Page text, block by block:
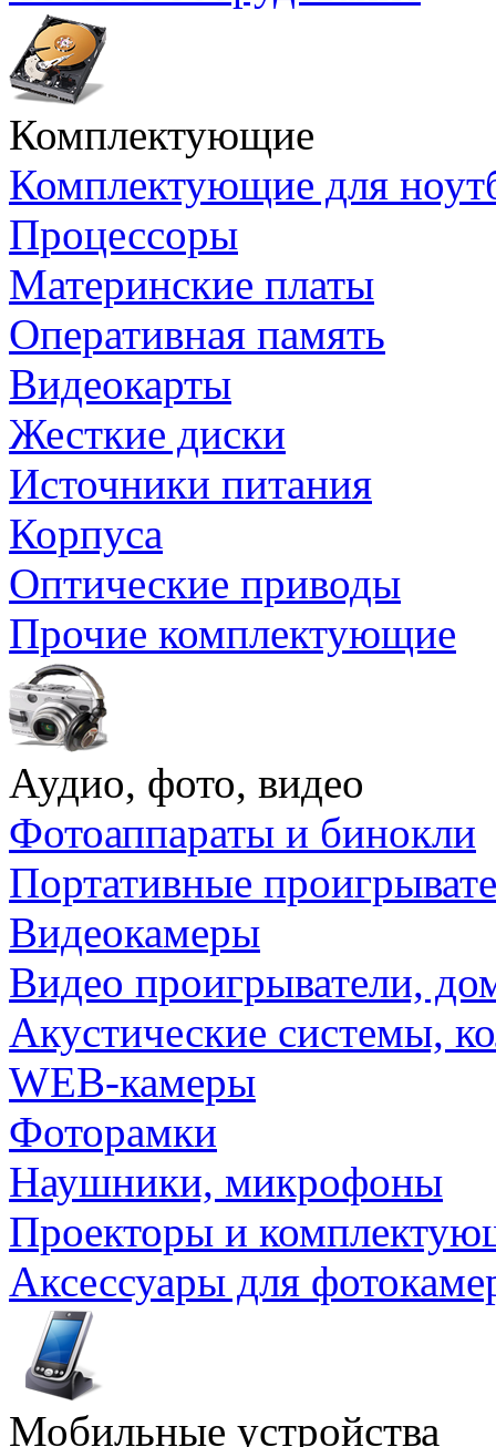
Комплектующие
Комплектующие для
Процессоры
Материнские платы
Оперативная память
Видеокарты
Жесткие диски
Источники питания
Корпуса
Оптические приводы
Прочие комплектующие
Аудио, фото, видео
Фотоаппараты и бинокли
Портативные
Видеокамеры
Видео проигрыватели,
Акустические системы,
WEB-камеры
Фоторамки
Наушники, микрофоны
Проекторы и
Аксессуары для
Мобильные устройства